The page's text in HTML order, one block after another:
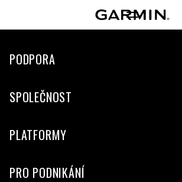
PODPORA
SPOLEČNOST
PLATFORMY
PRO PODNIKÁNÍ